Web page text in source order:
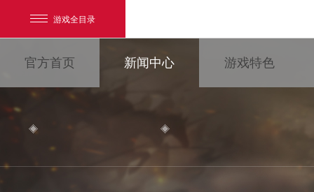
游戏全目录
官方首页 新闻中心 游戏特色